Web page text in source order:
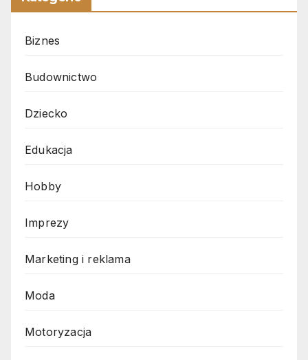
Biznes
Budownictwo
Dziecko
Edukacja
Hobby
Imprezy
Marketing i reklama
Moda
Motoryzacja